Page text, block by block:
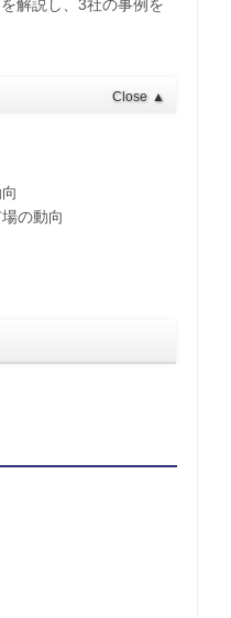
解説し、3社の事例を
Close ▲
の動向